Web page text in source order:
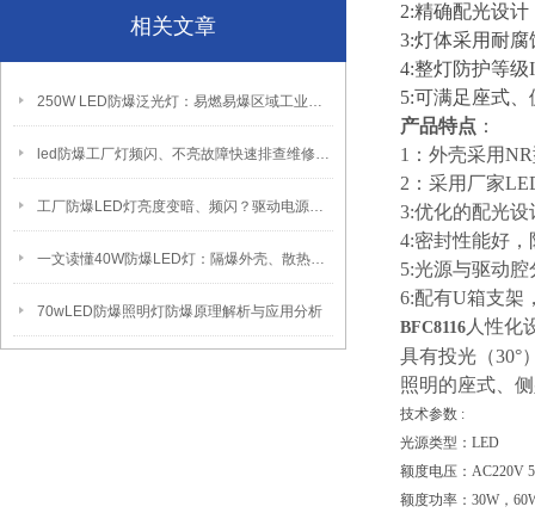
相关文章
250W LED防爆泛光灯：易燃易爆区域工业固定照明装置
led防爆工厂灯频闪、不亮故障快速排查维修方法
工厂防爆LED灯亮度变暗、频闪？驱动电源故障检修方法
一文读懂40W防爆LED灯：隔爆外壳、散热、防爆认证原理
70wLED防爆照明灯防爆原理解析与应用分析
2:精确配光设
3:灯体采用耐
4:整灯防护等
5:可满足座式
产品特点 ：
1：外壳采用
2：采用厂家
3:优化的配光设
4:密封性能好
5:光源与驱动
6:配有U箱支架
BFC8116 人性化
具有投光（30°
照明的座式、
技术参数 :
光源类型：LED
额度电压：AC220V
额度功率：30W，